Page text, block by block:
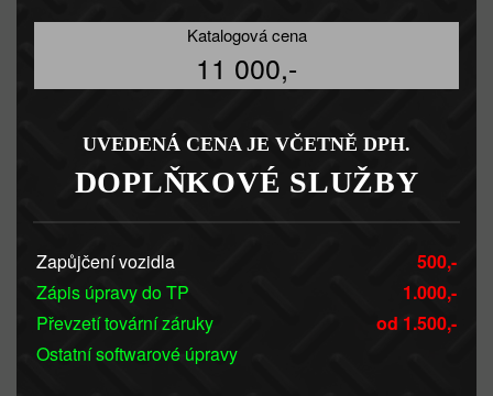
Katalogová cena
11 000,-
UVEDENÁ CENA JE VČETNĚ DPH.
DOPLŇKOVÉ SLUŽBY
Zapůjčení vozidla
500,-
Zápis úpravy do TP
1.000,-
Převzetí tovární záruky
od 1.500,-
Ostatní softwarové úpravy